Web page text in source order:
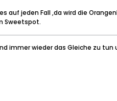
auf jeden Fall ,da wird die
Sweetspot.
immer wieder das Gleiche zu tun